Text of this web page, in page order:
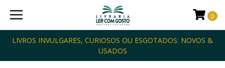
LIVROS INVULGARES, CURIOSOS OU ESGOTADOS: NOVOS &
USADOS
0